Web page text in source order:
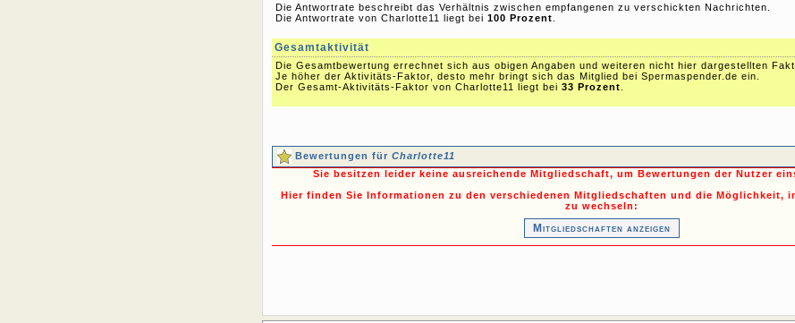
Die Antwortrate beschreibt das Verhältnis zwischen empfangenen zu verschickten Nachrichten.
Die Antwortrate von Charlotte11 liegt bei 100 Prozent
Gesamtaktivität
Die Gesamtbewertung errechnet sich aus obigen Angaben und weiteren nicht hier dargestellten
Je höher der Aktivitäts-Faktor, desto mehr bringt sich das Mitglied bei Spermaspender.de ein.
Der Gesamt-Aktivitäts-Faktor von Charlotte11 liegt bei 33 Prozent
Bewertungen für Charlotte11
Sie besitzen leider keine ausreichende Mitgliedschaft, um Bewertungen der Nutzer
Hier finden Sie Informationen zu den verschiedenen Mitgliedschaften und die Möglichkeit,
zu wechseln:
Mitgliedschaften anzeigen